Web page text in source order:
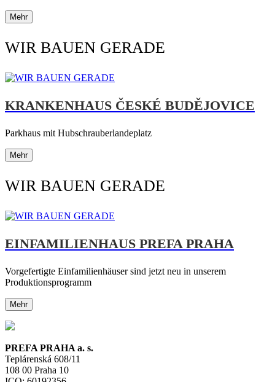
Mehr
WIR BAUEN GERADE
KRANKENHAUS ČESKÉ BUDĚJOVICE
Parkhaus mit Hubschrauberlandeplatz
Mehr
WIR BAUEN GERADE
EINFAMILIENHAUS PREFA PRAHA
Vorgefertigte Einfamilienhäuser sind jetzt neu in unserem
Produktionsprogramm
Mehr
PREFA PRAHA a. s.
Teplárenská 608/11
108 00 Praha 10